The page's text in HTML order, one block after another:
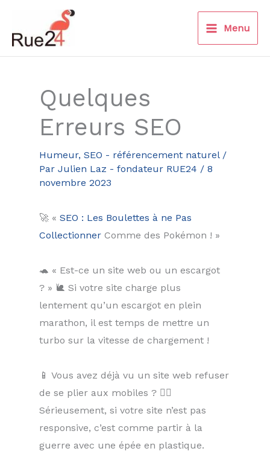
contenu
Menu
Quelques
Erreurs SEO
Humeur, SEO - référencement naturel/
Par Julien Laz - fondateur RUE24 / 8
novembre 2023
🚀 « SEO : Les Boulettes à ne Pas
Collectionner Comme des Pokémon ! »
🐢 « Est-ce un site web ou un escargot
? » 🐌 Si votre site charge plus
lentement qu’un escargot en plein
marathon, il est temps de mettre un
turbo sur la vitesse de chargement !
📱 Vous avez déjà vu un site web refuser
de se plier aux mobiles ? 🤦‍♂️
Sérieusement, si votre site n’est pas
responsive, c’est comme partir à la
guerre avec une épée en plastique.